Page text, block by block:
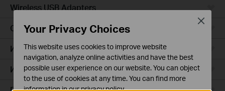
Wireless USB Adapters
Cloud камери
Интелигентни контакти
Интелигентно осветление
Your Privacy Choices
This website uses cookies to improve website
navigation, analyze online activities and have the best
possible user experience on our website. You can object
to the use of cookies at any time. You can find more
information in ourprivacy policy.
Close